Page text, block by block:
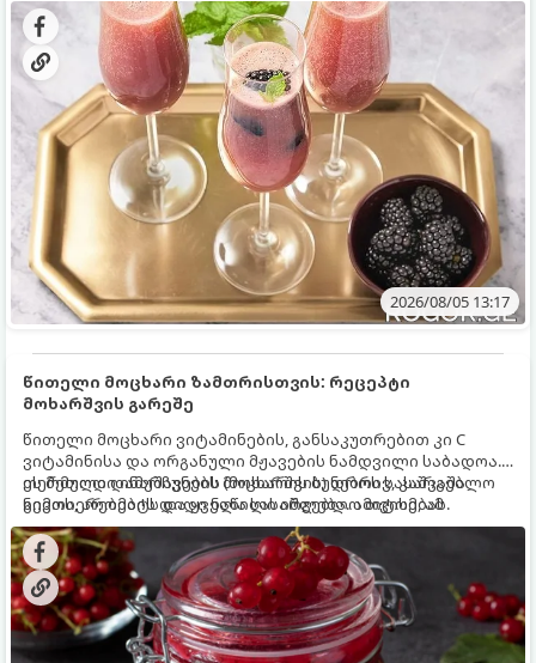
2026/08/05 13:17
წითელი მოცხარი ზამთრისთვის: რეცეპტი
მოხარშვის გარეშე
წითელი მოცხარი ვიტამინების, განსაკუთრებით კი C
ვიტამინისა და ორგანული მჟავების ნამდვილი საბადოა.
თერმული დამუშავების (მოხარშვის) დროს სასარგებლო
ნივთიერებების დიდი ნაწილი იშლება. ამიტომ, ამ
კენკრის ზამთრისთვის შესანახად საუკეთესო გზა
„ცოცხალი ჯემის“ მომზადებაა - მოხარშვის გარეშე.
ეს მეთოდი ინარჩუნებს მოცხარის ბუნებრივ, კაშკაშა
გემოს, არომატს და ყველა სასარგებლო თვისებას.